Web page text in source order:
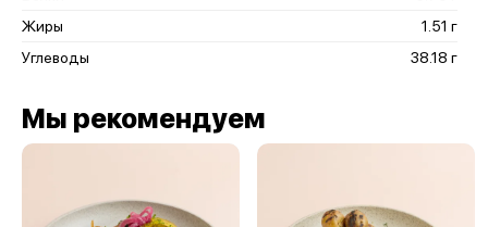
Жиры
1.51 г
Углеводы
38.18 г
Мы рекомендуем